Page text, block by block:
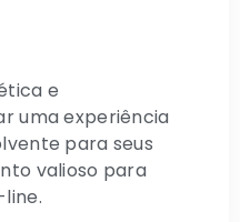
e
uma experiência
para seus
valioso para